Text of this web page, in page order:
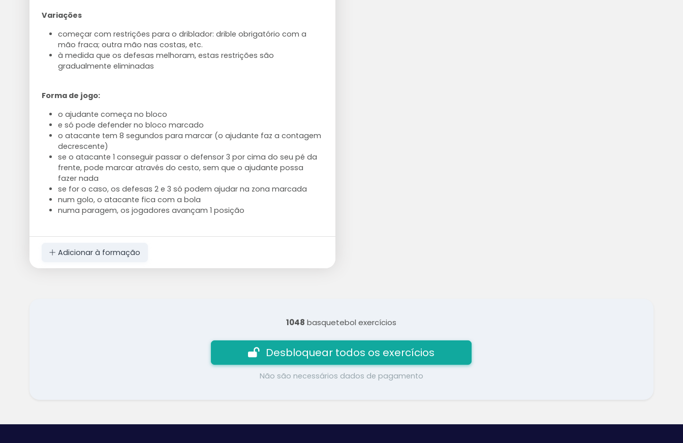
Variações
começar com restrições para o driblador: drible obrigatório com a
mão fraca; outra mão nas costas, etc.
à medida que os defesas melhoram, estas restrições são
gradualmente eliminadas
Forma de jogo:
o ajudante começa no bloco
e só pode defender no bloco marcado
o atacante tem 8 segundos para marcar (o ajudante faz a contagem
decrescente)
se o atacante 1 conseguir passar o defensor 3 por cima do seu pé da
frente, pode marcar através do cesto, sem que o ajudante possa
fazer nada
se for o caso, os defesas 2 e 3 só podem ajudar na zona marcada
num golo, o atacante fica com a bola
numa paragem, os jogadores avançam 1 posição
Adicionar à formação
1048 basquetebol exercícios
Desbloquear todos os exercícios
Não são necessários dados de pagamento